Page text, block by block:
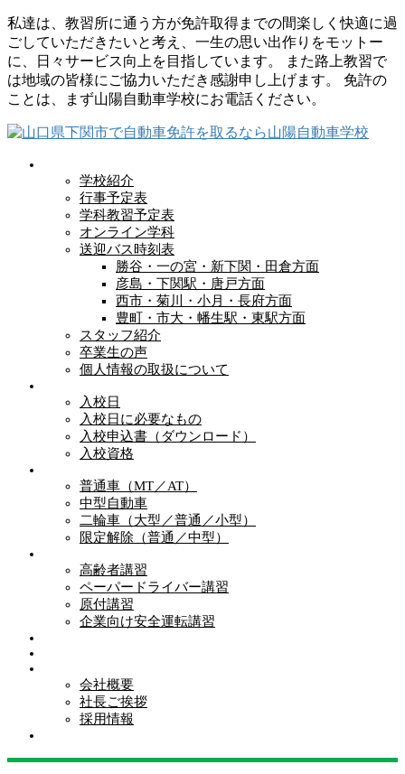
コ
ン
テ
ン
ツ
移
ナ
ビ
ゲ
ー
シ
ン
私達は、教習所に通う方が免許取得までの間楽しく快適に過
ごしていただきたいと考え、一生の思い出作りをモットー
に、日々サービス向上を目指しています。 また路上教習で
は地域の皆様にご協力いただき感謝申し上げます。 免許の
ことは、まず山陽自動車学校にお電話ください。
学校紹介
行事予定表
学科教習予定表
オンライン学科
送迎バス時刻表
勝谷・一の宮・新下関・田倉方面
彦島・下関駅・唐戸方面
西市・菊川・小月・長府方面
豊町・市大・幡生駅・東駅方面
スタッフ紹介
卒業生の声
個人情報の取扱について
入校日
入校日に必要なもの
入校申込書（ダウンロード）
入校資格
普通車（MT／AT）
中型自動車
二輪車（大型／普通／小型）
限定解除（普通／中型）
高齢者講習
ペーパードライバー講習
原付講習
企業向け安全運転講習
会社概要
社長ご挨拶
採用情報